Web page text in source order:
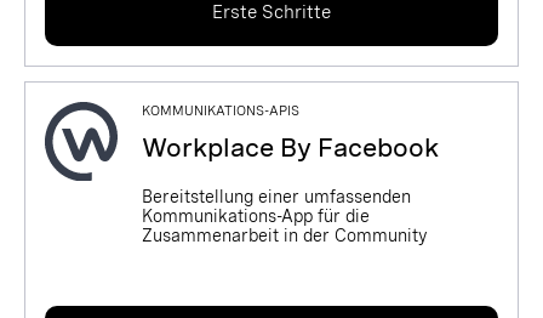
Erste Schritte
KOMMUNIKATIONS-APIS
Workplace By Facebook
Bereitstellung einer umfassenden
Kommunikations-App für die
Zusammenarbeit in der Community